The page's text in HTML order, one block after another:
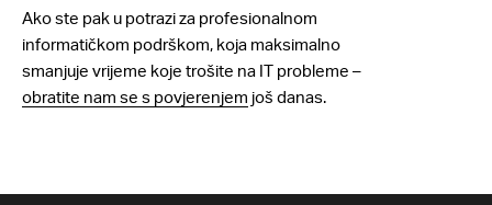
Ako ste pak u potrazi za profesionalnom
informatičkom podrškom, koja maksimalno
smanjuje vrijeme koje trošite na IT probleme –
obratite nam se s povjerenjem još danas.